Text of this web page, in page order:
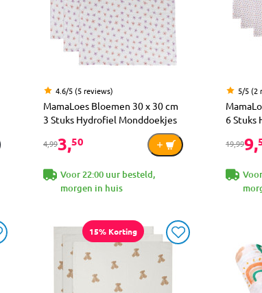
4.6/5 (5 reviews)
MamaLoes Bloemen 30 x 30 cm
3 Stuks Hydrofiel Monddoekjes
4,993,50
Voor 22:00 uur besteld,
morgen in huis
5/5 (2
6 Stuks
19,999,
15% Korting